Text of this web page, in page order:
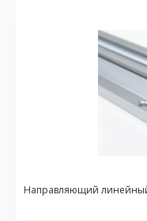
Направляющий